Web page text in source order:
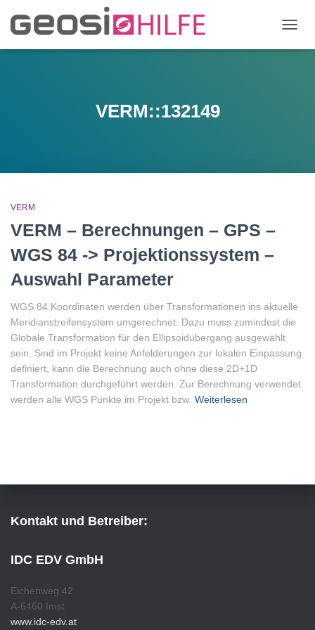
VERM::132149
VERM
VERM – Berechnungen – GPS –
WGS 84 -> Projektionssystem –
Auswahl Parameter
WGS 84 Koordinaten werden über Transformationen ins aktuelle
Meridianstreifensystem umgerechnet. Dazu muss zumindest die
Globale Transformation für den Ellipsoidübergang ausgewählt
sein. Sind im Projekt keine Anfelderungen zur lokalen Einpassung
definiert, kann die Berechnung auch ohne diese 2D+1D
Transformation durchgeführt werden. Zur Berechnung verwendet
werden alle WGS Punkte im Projekt bzw. Weiterlesen
Kontakt und Betreiber:
IDC EDV GmbH
Eichenweg 42
A-6460 Imst
www.idc-edv.at